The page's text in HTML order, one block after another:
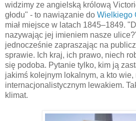
widzimy ze angielską królową
głodu" - to nawiązanie do Wielkiego
miał miejsce w latach 1845–1849.
nazywając jej imieniem nasze
jednocześnie zapraszając na
sprawie. Ich kraj, ich prawo, niech
się podoba. Pytanie tylko, kim ją
jakimś kolejnym lokalnym, a kto wie,
internacjonalistycznym lewakiem.
klimat.